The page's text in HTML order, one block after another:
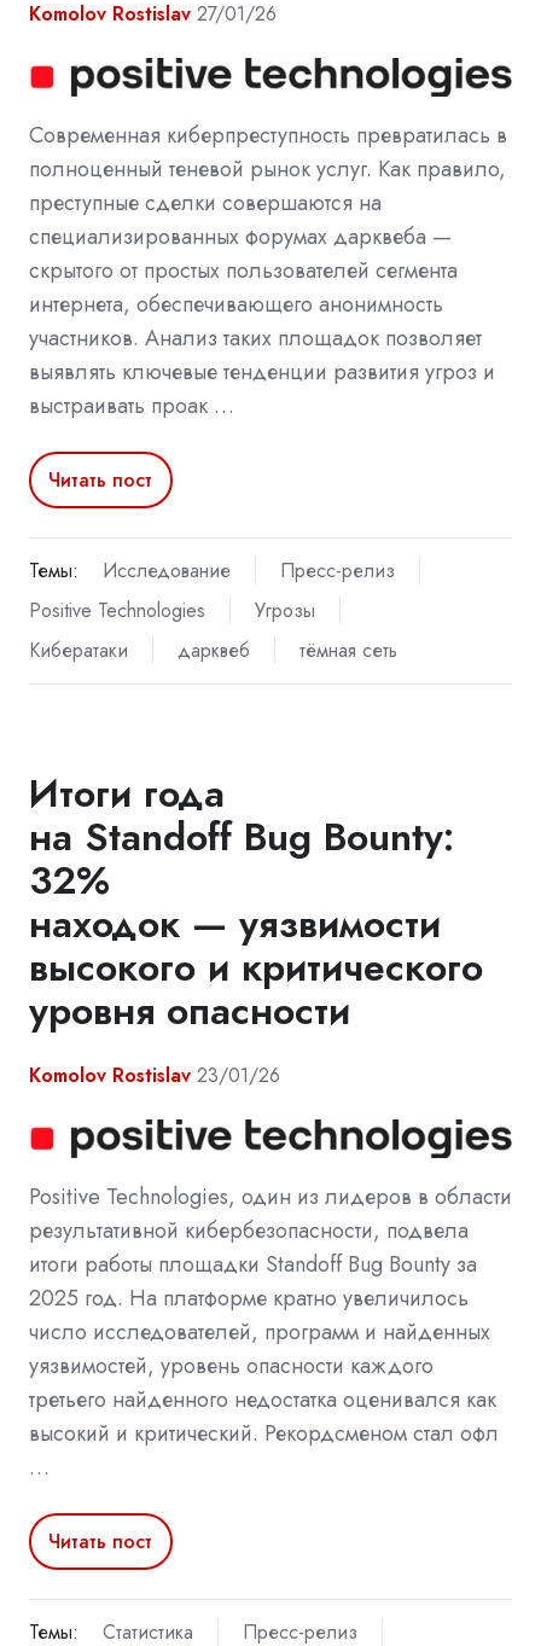
Komolov Rostislav 27/01/26
Современная киберпреступность превратилась в
полноценный теневой рынок услуг. Как правило,
преступные сделки совершаются на
специализированных форумах дарквеба —
скрытого от простых пользователей сегмента
интернета, обеспечивающего анонимность
участников. Анализ таких площадок позволяет
выявлять ключевые тенденции развития угроз и
выстраивать проак …
Читать пост
Темы: Исследование
Пресс-релиз
Positive Technologies
Угрозы
Кибератаки
дарквеб тёмная сеть
Итоги года
на Standoff Bug Bounty:
32%
находок — уязвимости
высокого и критического
уровня опасности
Komolov Rostislav 23/01/26
Positive Technologies, один из лидеров в области
результативной кибербезопасности, подвела
итоги работы площадки Standoff Bug Bounty за
2025 год. На платформе кратно увеличилось
число исследователей, программ и найденных
уязвимостей, уровень опасности каждого
третьего найденного недостатка оценивался как
высокий и критический. Рекордсменом стал офл
…
Читать пост
Темы: Статистика Пресс-релиз